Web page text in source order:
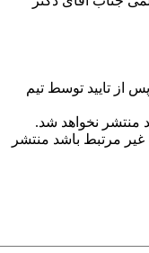
از تایید توسط تیم
منتشر نخواهد شد.
غیر مرتبط باشد منتشر